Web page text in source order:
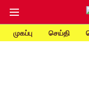
முகப்பு செய்தி